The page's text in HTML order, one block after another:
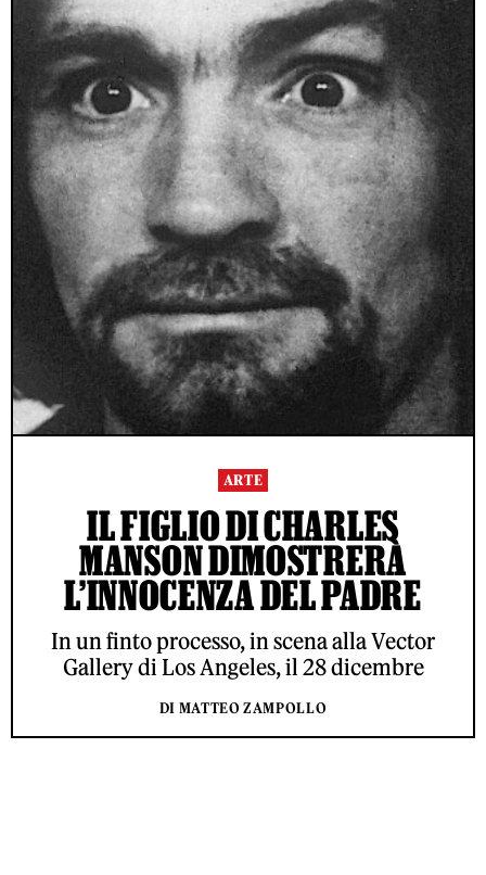
ARTE
IL FIGLIO DI CHARLES
MANSON DIMOSTRERÀ
L’INNOCENZA DEL PADRE
In un finto processo, in scena alla Vector
Gallery di Los Angeles, il 28 dicembre
DI MATTEO ZAMPOLLO